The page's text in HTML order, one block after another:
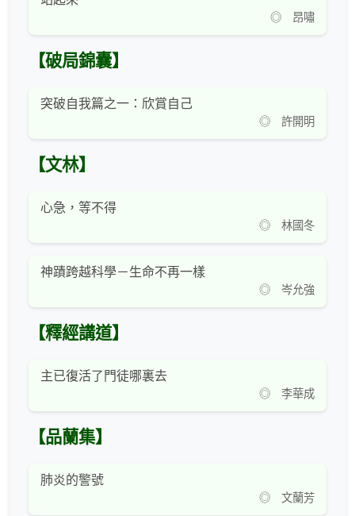
◎ 昂嘯
【破局錦囊】
突破自我篇之一：欣賞自己
◎ 許開明
【文林】
心急，等不得
◎ 林國冬
神蹟跨越科學－生命不再一樣
◎ 岑允強
【釋經講道】
主已復活了門徒哪裏去
◎ 李華成
【品蘭集】
肺炎的警號
◎ 文蘭芳